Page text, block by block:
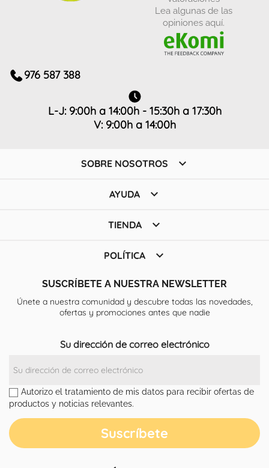
Lea algunas de las
opiniones aquí.
976 587 388
L-J: 9:00h a 14:00h - 15:30h a 17:30h
V: 9:00h a 14:00h
SOBRE NOSOTROS 
AYUDA 
TIENDA 
POLÍTICA 
SUSCRÍBETE A NUESTRA NEWSLETTER
Únete a nuestra comunidad y descubre todas las novedades,
ofertas y promociones antes que nadie
Su dirección de correo electrónico
Autorizo el tratamiento de mis datos para recibir ofertas de
productos y noticias relevantes.